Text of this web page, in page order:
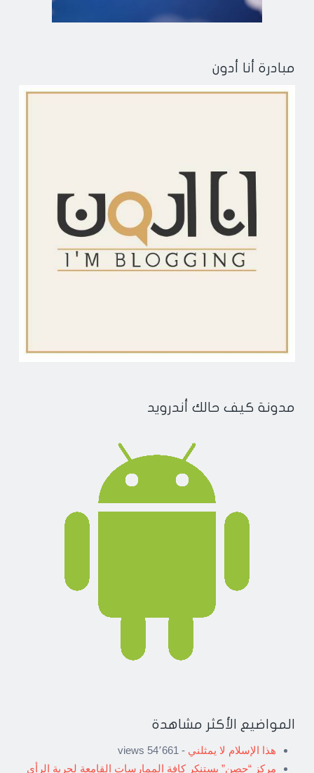
مبادرة أنا أدون
مدونة كيف حالك أندرويد
المواضيع الأكثر مشاهدة
هذا الإسلام لا يمثلني - 54٬661 views
مركز “حصن” يستنكر كافة الممارسات القامعة لحرية الرأي